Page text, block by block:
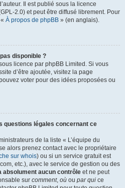
Il est publié sous la licence
2.0) et peut être diffusé librement. Pour
À propos de phpBB » (en anglais).
disponible ?
licence par phpBB Limited. Si vous
d’être ajoutée, visitez la page
voter pour des idées proposées ou
questions légales concernant ce
de la liste « L’équipe du
alors prenez contact avec le propriétaire
sur whois) ou si un service gratuit est
etc.), avec le service de gestion ou des
absolument aucun contrôle et ne peut
sur comment, où ou par qui ce